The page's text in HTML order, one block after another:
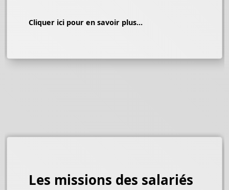
Cliquer ici pour en savoir plus...
Les missions des salariés